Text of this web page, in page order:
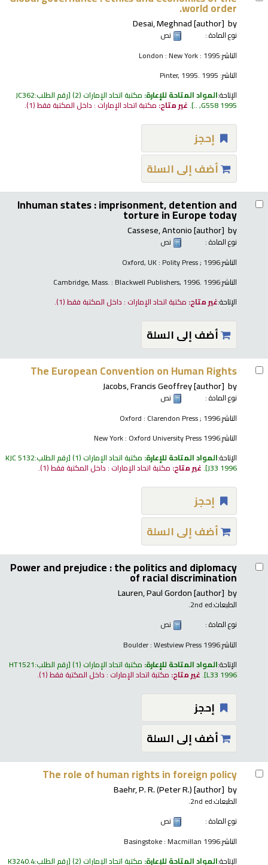
world order.
by
Desai, Meghnad[author]
نوع المادة :
نص
الناشر:London : New York : 1995
الناشر:
الإتاحة:المواد المتاحة للإعارة: مكتبة اتحاد الإمارات (2) رقم الطلب:JC362
G558 1995, ..
.غير متاح: مكتبة اتحاد الإمارات : داخل المكتبة فقط(1).
إحجز
أضف إلى السلة
Inhuman states : imprisonment, detention and
torture in Europe today
by
Cassese, Antonio[author]
نوع المادة :
نص
الناشر:Oxford, UK : Polity Press ; 1996
الناشر:Cambridge, Mass. : Blackwell Publishers, 1996. 1996
الإتاحة:غير متاح: مكتبة اتحاد الإمارات : داخل المكتبة فقط(1).
أضف إلى السلة
The European Convention on Human Rights
by
Jacobs, Francis Geoffrey[author]
نوع المادة :
نص
الناشر:Oxford : Clarendon Press ; 1996
الناشر:New York : Oxford University Press 1996
الإتاحة:المواد المتاحة للإعارة: مكتبة اتحاد الإمارات (1) رقم الطلب:KJC 5132
J33 1996
.غير متاح: مكتبة اتحاد الإمارات : داخل المكتبة فقط(1).
إحجز
أضف إلى السلة
Power and prejudice : the politics and diplomacy
of racial discrimination
by
Lauren, Paul Gordon[author]
الطبعات:2nd ed.
نوع المادة :
نص
الناشر:Boulder : Westview Press 1996
الإتاحة:المواد المتاحة للإعارة: مكتبة اتحاد الإمارات (1) رقم الطلب:HT1521
L33 1996
.غير متاح: مكتبة اتحاد الإمارات : داخل المكتبة فقط(1).
إحجز
أضف إلى السلة
The role of human rights in foreign policy
by
Baehr, P. R. (Peter R.)[author]
الطبعات:2nd ed.
نوع المادة :
نص
الناشر:Basingstoke : Macmillan 1996
الإتاحة:المواد المتاحة للإعارة: مكتبة اتحاد الإمارات (2) رقم الطلب:K3240.4